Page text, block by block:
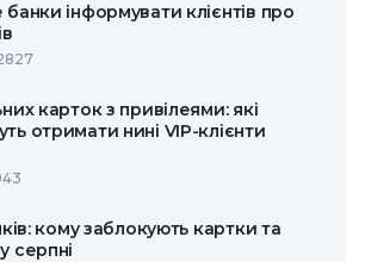
інформувати клієнтів про
карток з привілеями: які
отримати нині VIP-клієнти
кому заблокують картки та
серпні